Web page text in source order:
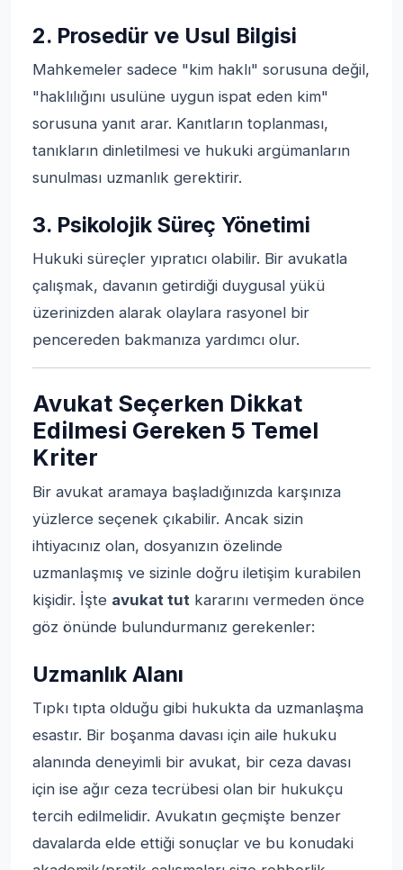
2. Prosedür ve Usul Bilgisi
Mahkemeler sadece "kim haklı" sorusuna değil,
"haklılığını usulüne uygun ispat eden kim"
sorusuna yanıt arar. Kanıtların toplanması,
tanıkların dinletilmesi ve hukuki argümanların
sunulması uzmanlık gerektirir.
3. Psikolojik Süreç Yönetimi
Hukuki süreçler yıpratıcı olabilir. Bir avukatla
çalışmak, davanın getirdiği duygusal yükü
üzerinizden alarak olaylara rasyonel bir
pencereden bakmanıza yardımcı olur.
Avukat Seçerken Dikkat
Edilmesi Gereken 5 Temel
Kriter
Bir avukat aramaya başladığınızda karşınıza
yüzlerce seçenek çıkabilir. Ancak sizin
ihtiyacınız olan, dosyanızın özelinde
uzmanlaşmış ve sizinle doğru iletişim kurabilen
kişidir. İşte avukat tut kararını vermeden önce
göz önünde bulundurmanız gerekenler:
Uzmanlık Alanı
Tıpkı tıpta olduğu gibi hukukta da uzmanlaşma
esastır. Bir boşanma davası için aile hukuku
alanında deneyimli bir avukat, bir ceza davası
için ise ağır ceza tecrübesi olan bir hukukçu
tercih edilmelidir. Avukatın geçmişte benzer
davalarda elde ettiği sonuçlar ve bu konudaki